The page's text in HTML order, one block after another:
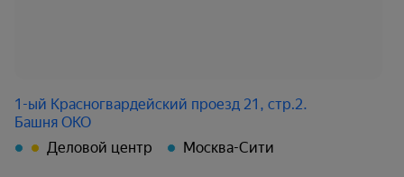
1-ый Красногвардейский проезд 21, стр.2.
Башня ОКО
Деловой центр
Москва-Сити